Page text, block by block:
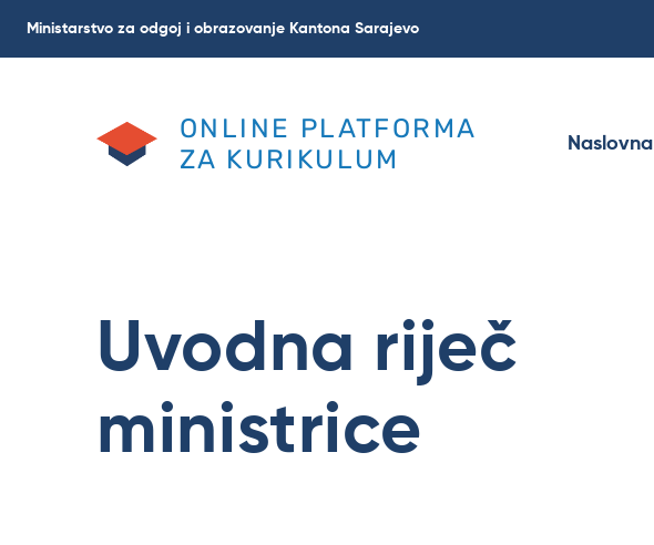
Ministarstvo za odgoj i obrazovanje Kantona Sarajevo
ONLINE PLATFORMA
ZA KURIKULUM
Naslovna
Uvodna riječ
ministrice